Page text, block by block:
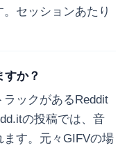
セッションあたり
か？
ックがあるReddit
の投稿では、音
す。元々GIFVの場